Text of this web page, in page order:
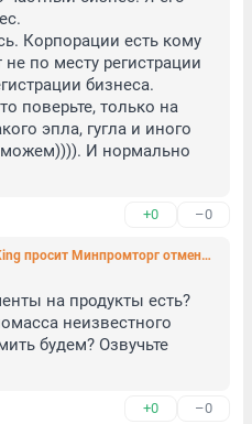
Корпорации есть кому
по месту регистрации
бизнеса.
поверьте, только на
эпла, гугла и иного
И нормально
+0 –0
«Запасы тают, милорд». Burger King просит Минпромторг отменить эмбарго на ввоз сыра
на продукты есть?
неизвестного
будем? Озвучьте
+0 –0